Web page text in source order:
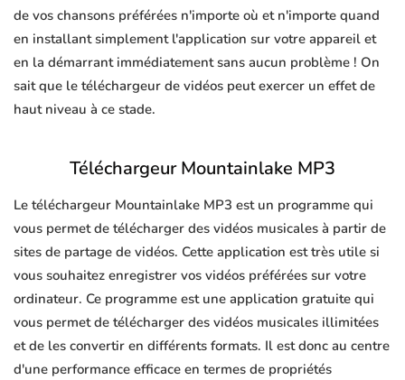
de vos chansons préférées n'importe où et n'importe quand
en installant simplement l'application sur votre appareil et
en la démarrant immédiatement sans aucun problème ! On
sait que le téléchargeur de vidéos peut exercer un effet de
haut niveau à ce stade.
Téléchargeur Mountainlake MP3
Le téléchargeur Mountainlake MP3 est un programme qui
vous permet de télécharger des vidéos musicales à partir de
sites de partage de vidéos. Cette application est très utile si
vous souhaitez enregistrer vos vidéos préférées sur votre
ordinateur. Ce programme est une application gratuite qui
vous permet de télécharger des vidéos musicales illimitées
et de les convertir en différents formats. Il est donc au centre
d'une performance efficace en termes de propriétés